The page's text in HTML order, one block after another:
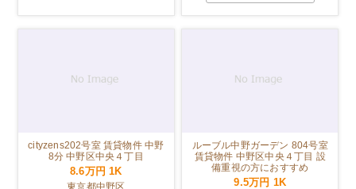
cityzens202号室 賃貸物件 中野
8分 中野区中央４丁目
8.6万円1K
ルーブル中野ガーデン 804号室
賃貸物件 中野区中央４丁目 設
備重視の方におすすめ
9.5万円 1K